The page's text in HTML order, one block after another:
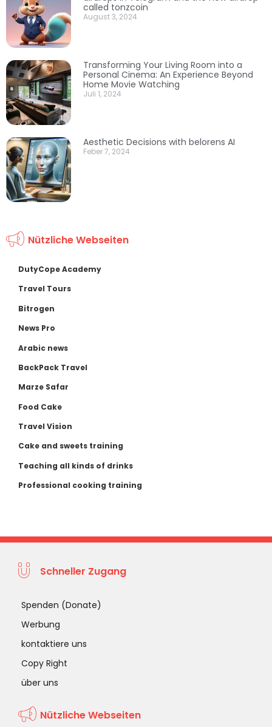
called tonzcoin
August 3, 2024
Transforming Your Living Room into a
Personal Cinema: An Experience Beyond
Home Movie Watching
Juli 1, 2024
Aesthetic Decisions with belorens AI
Feber 7, 2024
Nützliche Webseiten
DutyCope Academy
Travel Tours
Bitrogen
News Pro
Arabic news
BackPack Travel
Marze Safar
Food Cake
Travel Vision
Cake and sweets training
Teaching all kinds of drinks
Professional cooking training
Schneller Zugang
Spenden (Donate)
Werbung
kontaktiere uns
Copy Right
über uns
Nützliche Webseiten